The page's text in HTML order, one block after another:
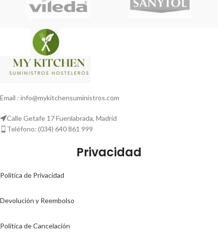
Email : info@mykitchensuministros.com
Calle Getafe 17 Fuenlabrada, Madrid
Teléfono: (034) 640 861 999
Privacidad
Politica de Privacidad
Devolución y Reembolso
Política de Cancelación